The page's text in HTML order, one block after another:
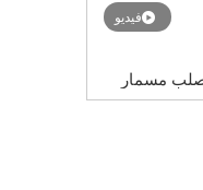
فيديو
مسمار